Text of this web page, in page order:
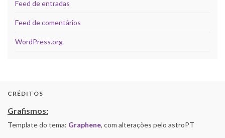
Feed de entradas
Feed de comentários
WordPress.org
CRÉDITOS
Grafismos:
Template do tema: Graphene, com alterações pelo astroPT